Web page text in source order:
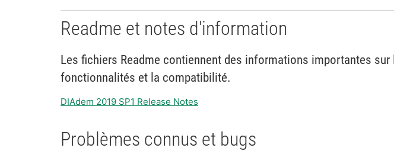
Readme et notes d'information
Les fichiers Readme contiennent des informations importantes
fonctionnalités et la compatibilité.
DIAdem 2019 SP1 Release Notes
Problèmes connus et bugs